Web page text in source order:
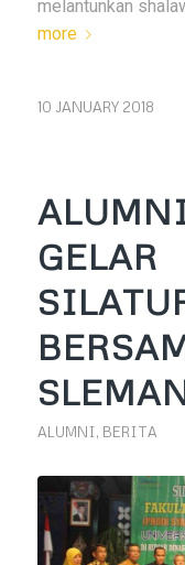
melantunkan
more
10 JANUARY 2018
GELAR
ALUMNI, BERITA